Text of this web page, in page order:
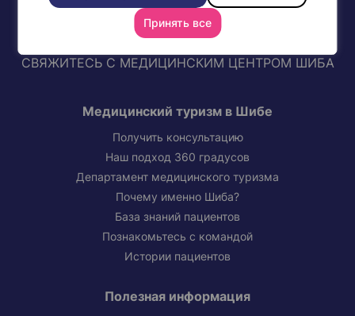
Принять все
СВЯЖИТЕСЬ С МЕДИЦИНСКИМ ЦЕНТРОМ ШИБА
Медицинский туризм в Шибе
Получить консультацию
Наш подход 360 градусов
Департамент медицинского туризма
Почему именно Шиба?
База знаний пациентов
Познакомьтесь с командой
Истории пациентов
Полезная информация